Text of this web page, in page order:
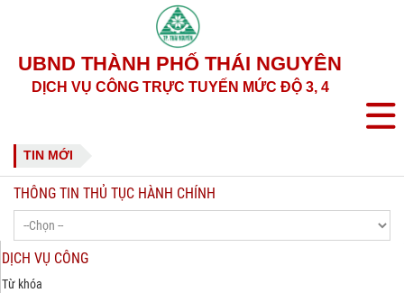
UBND THÀNH PHỐ THÁI NGUYÊN
DỊCH VỤ CÔNG TRỰC TUYẾN MỨC ĐỘ 3, 4
TIN MỚI
THÔNG TIN THỦ TỤC HÀNH CHÍNH
DỊCH VỤ CÔNG
Từ khóa